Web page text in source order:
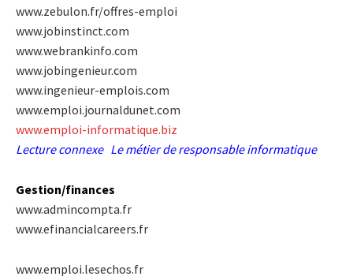
www.zebulon.fr/offres-emploi
www.jobinstinct.com
www.webrankinfo.com
www.jobingenieur.com
www.ingenieur-emplois.com
www.emploi.journaldunet.com
www.emploi-informatique.biz
Lecture connexe Le métier de responsable informatique
Gestion/finances
www.admincompta.fr
www.efinancialcareers.fr
www.emploi.lesechos.fr